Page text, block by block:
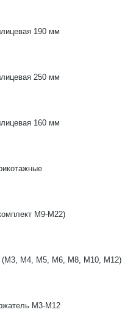
190 мм
250 мм
160 мм
М9-М22)
(М3, М4, М5, М6, М8, М10, М12)
М3-М12